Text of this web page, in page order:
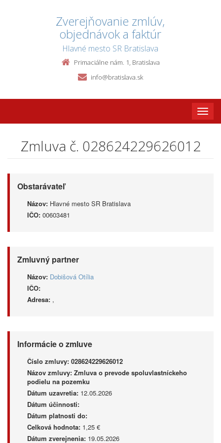
Zverejňovanie zmlúv,
objednávok a faktúr
Hlavné mesto SR Bratislava
Primaciálne nám. 1, Bratislava
info@bratislava.sk
Toggle
Zmluva č. 028624229626012
Obstarávateľ
Názov: Hlavné mesto SR Bratislava
IČO: 00603481
Zmluvný partner
Názov: Dobišová Otília
IČO:
Adresa: ,
Informácie o zmluve
Číslo zmluvy: 028624229626012
Názov zmluvy: Zmluva o prevode spoluvlastníckeho
podielu na pozemku
Dátum uzavretia: 12.05.2026
Dátum účinnosti:
Dátum platnosti do:
Celková hodnota: 1,25 €
Dátum zverejnenia: 19.05.2026